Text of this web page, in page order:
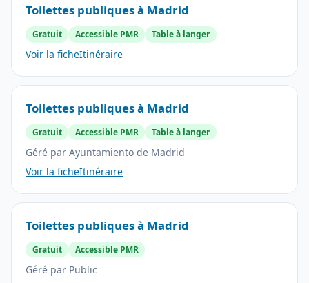
Toilettes publiques à Madrid
Gratuit Accessible PMR Table à langer
Voir la ficheItinéraire
Toilettes publiques à Madrid
Gratuit Accessible PMR Table à langer
Géré par Ayuntamiento de Madrid
Voir la ficheItinéraire
Toilettes publiques à Madrid
Gratuit Accessible PMR
Géré par Public